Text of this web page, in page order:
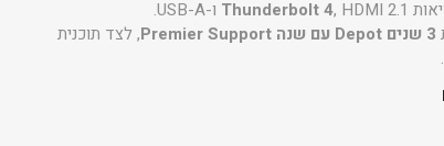
Thunderbolt 4, HDMI 2.1 ו-USB-A.
3 שנים Depot עם שנה Premier Support
, לצד תוכנית
.